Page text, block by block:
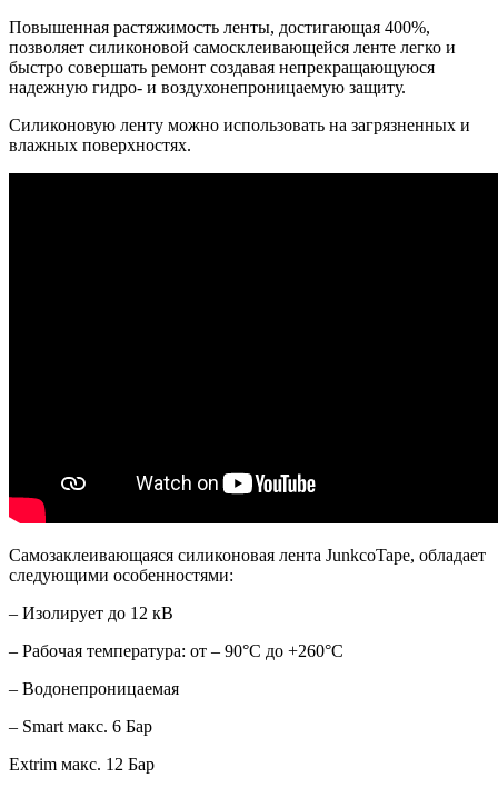
Повышенная растяжимость ленты, достигающая 400%,
позволяет силиконовой самосклеивающейся ленте легко и
быстро совершать ремонт создавая непрекращающуюся
надежную гидро- и воздухонепроницаемую защиту.
Силиконовую ленту можно использовать на загрязненных и
влажных поверхностях.
Самозаклеивающаяся силиконовая лента JunkcoTape, обладает
следующими особенностями:
– Изолирует до 12 кВ
– Рабочая температура: от – 90°C до +260°C
– Водонепроницаемая
– Smart макс. 6 Бар
Extrim макс. 12 Бар